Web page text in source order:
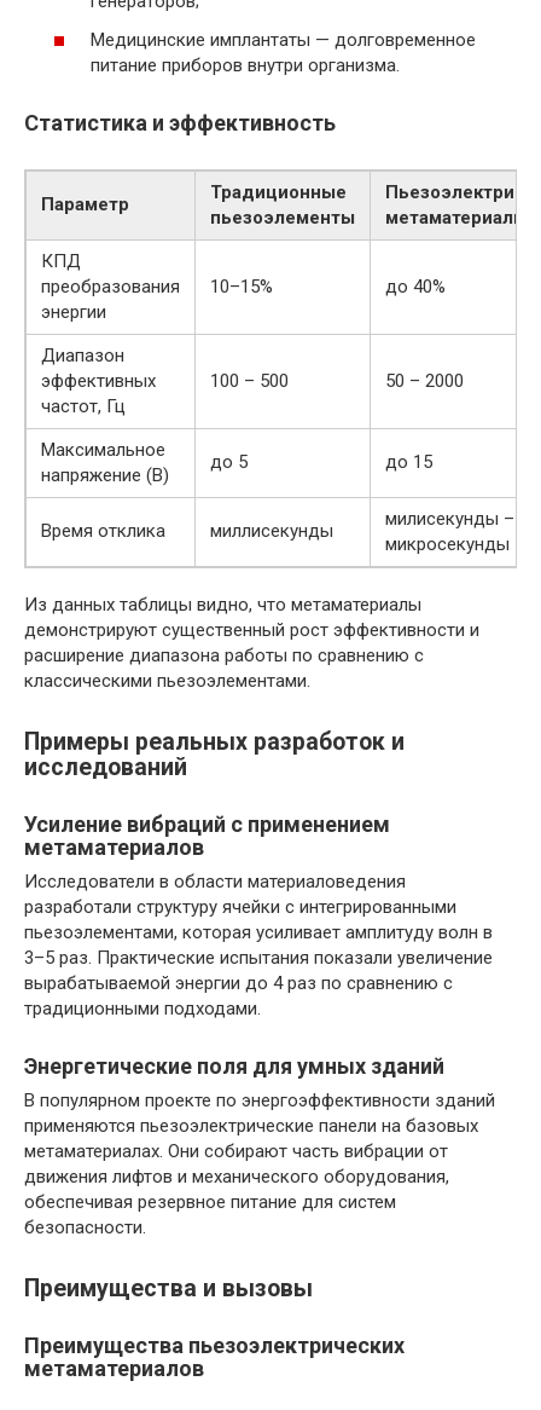
Медицинские имплантаты — долговременное
питание приборов внутри организма.
Статистика и эффективность
Параметр
Традиционные
пьезоэлементы
метаматериалы
КПД
преобразования
энергии
10–15% до 40%
Диапазон
эффективных
частот, Гц
100 – 500 50 – 2000
Максимальное
напряжение (В)
до 5 до 15
Время отклика миллисекунды
милисекунды –
микросекунды
Из данных таблицы видно, что метаматериалы
демонстрируют существенный рост эффективности и
расширение диапазона работы по сравнению с
классическими пьезоэлементами.
Примеры реальных разработок и
исследований
Усиление вибраций с применением
метаматериалов
Исследователи в области материаловедения
разработали структуру ячейки с интегрированными
пьезоэлементами, которая усиливает амплитуду волн в
3–5 раз. Практические испытания показали увеличение
вырабатываемой энергии до 4 раз по сравнению с
традиционными подходами.
Энергетические поля для умных зданий
В популярном проекте по энергоэффективности зданий
применяются пьезоэлектрические панели на базовых
метаматериалах. Они собирают часть вибрации от
движения лифтов и механического оборудования,
обеспечивая резервное питание для систем
безопасности.
Преимущества и вызовы
Преимущества пьезоэлектрических
метаматериалов